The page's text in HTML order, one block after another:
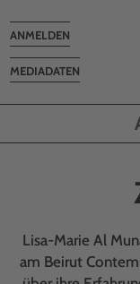
MEDIADATEN
Toggle
navigation
ANMELDEN
Lisa-Marie Al
am Beirut